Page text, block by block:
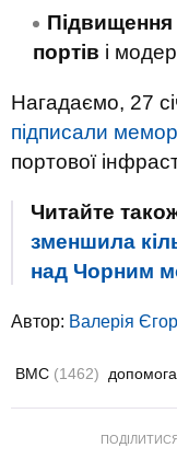
Підвищення
портів і
Нагадаємо, 27
підписали
портової
Читайте
зменшила
над Чорним
Автор: Валерія
ВМС (1462) допомога